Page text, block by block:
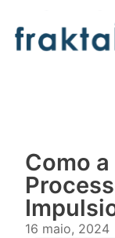
Como
16 maio, 2024